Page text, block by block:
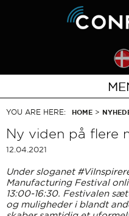
YOU ARE HERE: HOME >
Ny viden på flere
12.04.2021
Under sloganet
Manufacturing Festival
13:00-16:30. Festivalen
og muligheder i blandt